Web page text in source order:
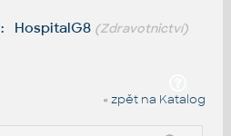
HospitalG8 (Zdravotnictví)
« zpět na Katalog